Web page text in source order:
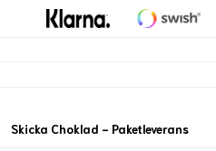
Skicka Choklad - Paketleverans